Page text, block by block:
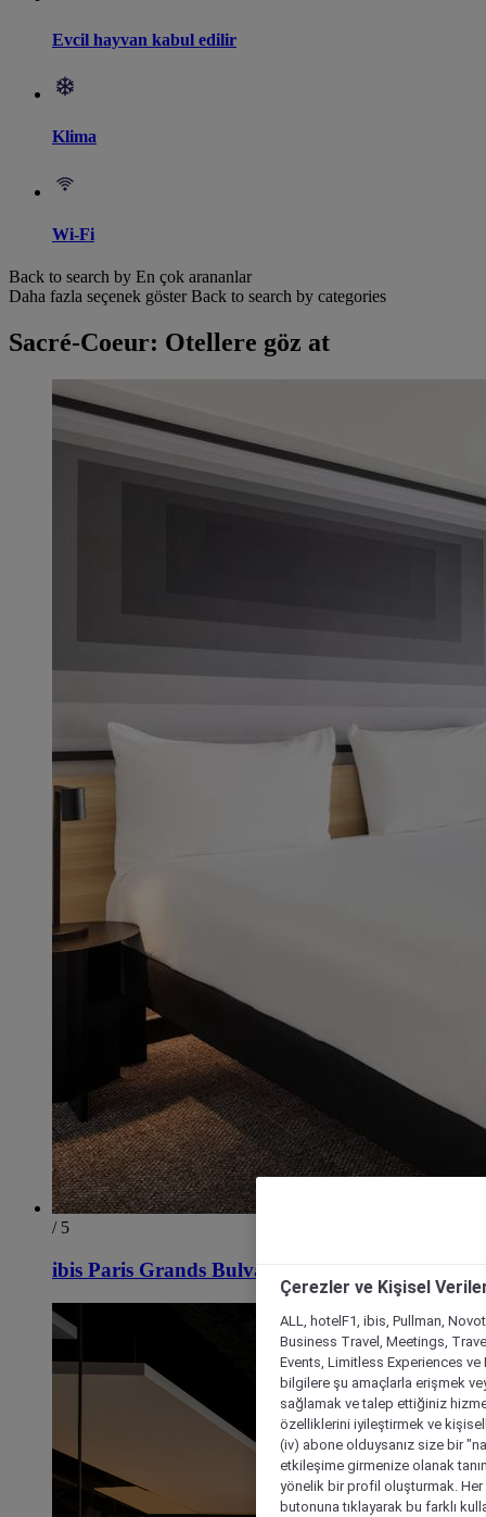
Evcil hayvan kabul edilir
Klima
Wi-Fi
Back to search by En çok arananlar
Daha fazla seçenek göster Back to search by categories
Sacré-Coeur: Otellere göz at
/ 5
ibis Paris Grands Bulvarı Opera 9. Bölge
Çerezler ve Kişisel
ALL, hotelF1, ibis, Pullman,
Business Travel, Meetings,
Events, Limitless Experiences
bilgilere şu amaçlarla erişmek
sağlamak ve talep ettiğiniz
özelliklerini iyileştirmek ve
(iv) abone olduysanız size bir
etkileşime girmenize olanak
yönelik bir profil oluşturmak.
butonuna tıklayarak bu farklı